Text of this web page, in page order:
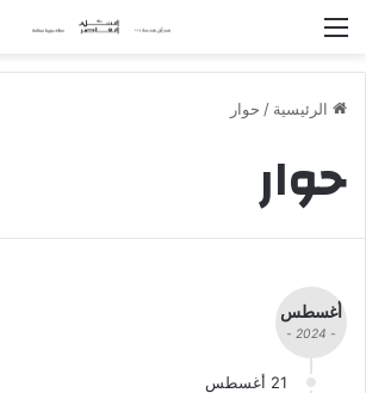
الرئيسية / حوار
حوار
أغسطس
- 2024 -
21 أغسطس